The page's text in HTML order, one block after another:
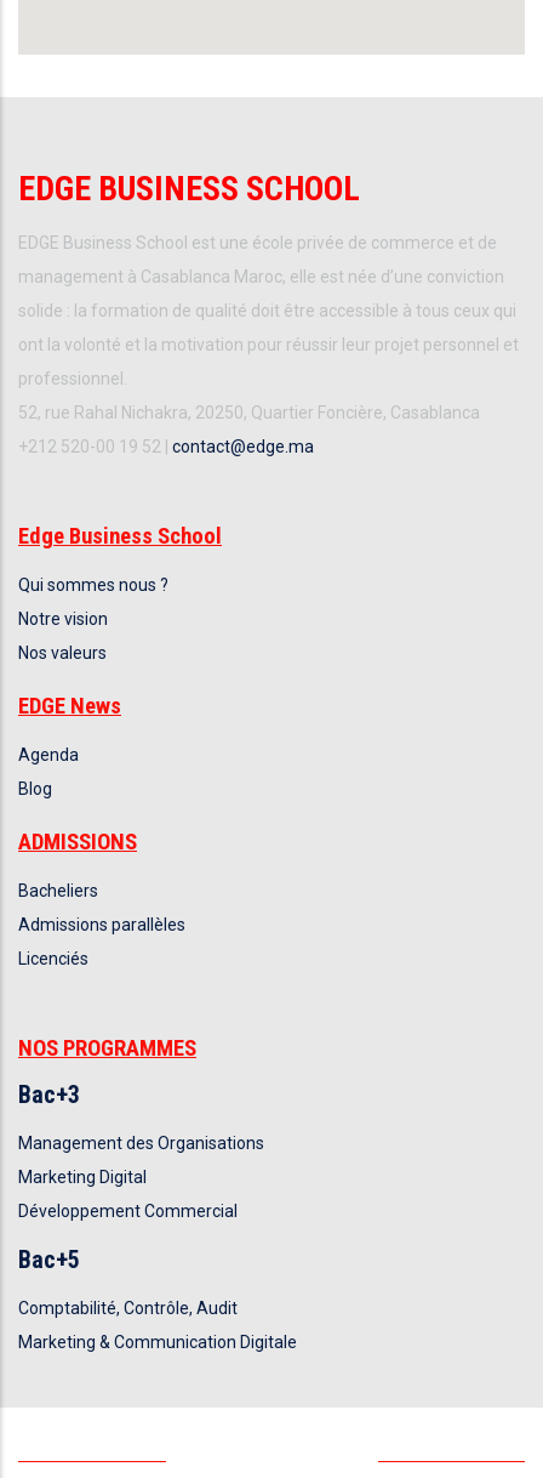
EDGE BUSINESS SCHOOL
EDGE Business School est une école privée de commerce et de
management à Casablanca Maroc, elle est née d’une conviction
solide : la formation de qualité doit être accessible à tous ceux qui
ont la volonté et la motivation pour réussir leur projet personnel et
professionnel.
52, rue Rahal Nichakra, 20250, Quartier Foncière, Casablanca
+212 520-00 19 52 | contact@edge.ma
Edge Business School
Qui sommes nous ?
Notre vision
Nos valeurs
EDGE News
Agenda
Blog
ADMISSIONS
Bacheliers
Admissions parallèles
Licenciés
NOS PROGRAMMES
Bac+3
Management des Organisations
Marketing Digital
Développement Commercial
Bac+5
Comptabilité, Contrôle, Audit
Marketing & Communication Digitale